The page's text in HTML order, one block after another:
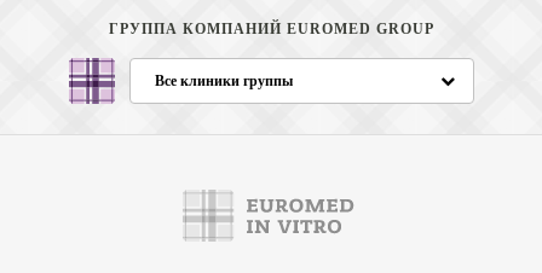
ГРУППА КОМПАНИЙ EUROMED GROUP
Все клиники группы